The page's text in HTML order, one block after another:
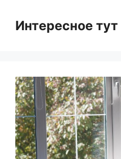
contentИнтересное тут